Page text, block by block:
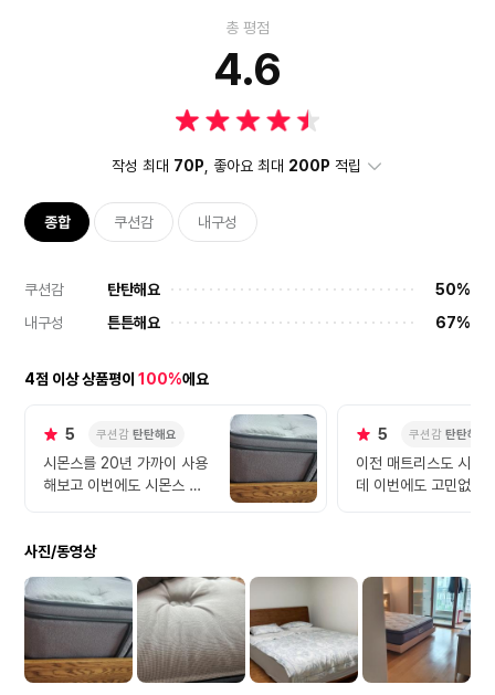
총 평점
4.6
작성 최대 70P, 좋아요 최대 200P 적립
종합 쿠션감 내구성
쿠션감 탄탄해요
50%
내구성
튼튼해요 67%
4점 이상 상품평이 100%에요
5 쿠션감 탄탄해요
시몬스를 20년 가까이 사용
해보고 이번에도 시몬스 매
만 이번에는 온라인으로자스
민 상품을 믿고 구입했습니
다. 33cm라 높고 탄탄하고
좋습니다~^^ 믿고 사용하세
5 쿠션감 탄탄해요
이전 매트리스도 시몬
데 이번에도 고민없이
사진/동영상